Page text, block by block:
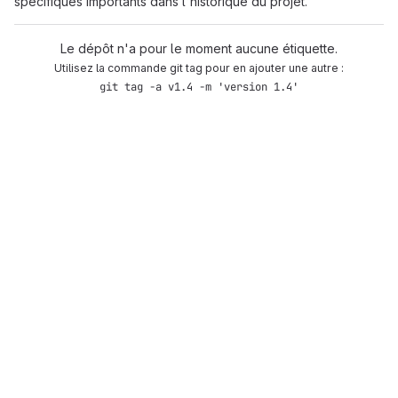
Le dépôt n'a pour le moment aucune étiquette.
Utilisez la commande git tag pour en ajouter une autre :
git tag -a v1.4 -m 'version 1.4'